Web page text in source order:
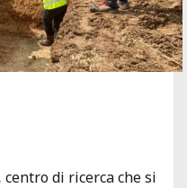
centro di ricerca che si